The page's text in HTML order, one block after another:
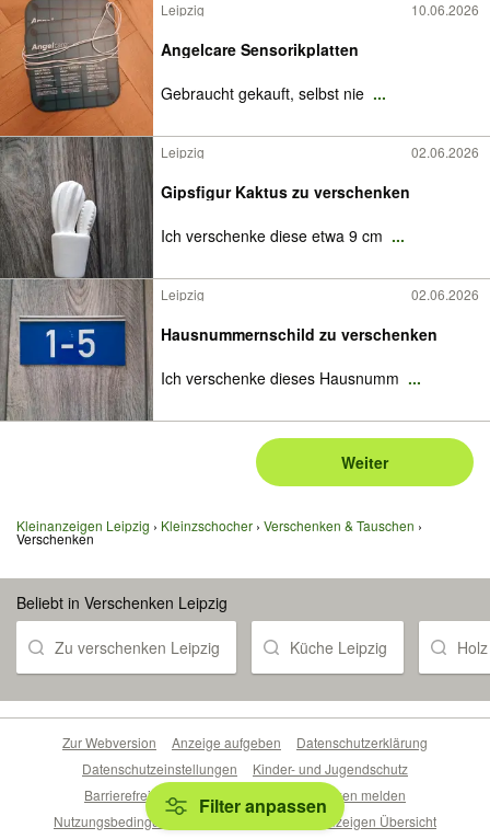
Leipzig 10.06.2026
Angelcare Sensorikplatten
Gebraucht gekauft, selbst nie ...
Leipzig 02.06.2026
Gipsfigur Kaktus zu verschenken
Ich verschenke diese etwa 9 cm ...
Leipzig 02.06.2026
Hausnummernschild zu verschenken
Ich verschenke dieses Hausnumm ...
Weiter
Kleinanzeigen Leipzig Kleinzschocher Verschenken & Tauschen
Verschenken
Beliebt in Verschenken Leipzig
Zu verschenken Leipzig Küche Leipzig
Filter anpassen
Zur Webversion Anzeige aufgeben
Datenschutzerklärung
Datenschutzeinstellungen
Kinder- und Jugendschutz
Barrierefreiheitserklärung
Sicherheitslücken melden
Nutzungsbedingungen
Beliebte Suchen
Anzeigen Übersicht